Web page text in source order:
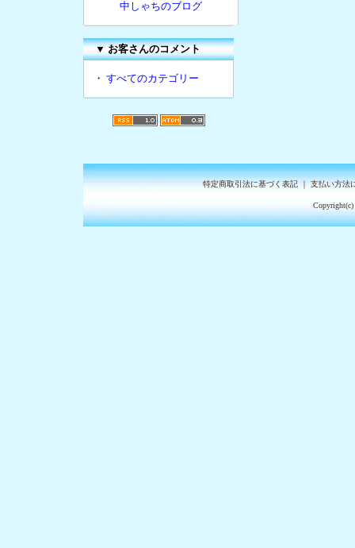
中しゃちのブログ
▼お客さんのコメント
・ すべてのカテゴリー
特定商取引法に基づく表記｜支払い方法